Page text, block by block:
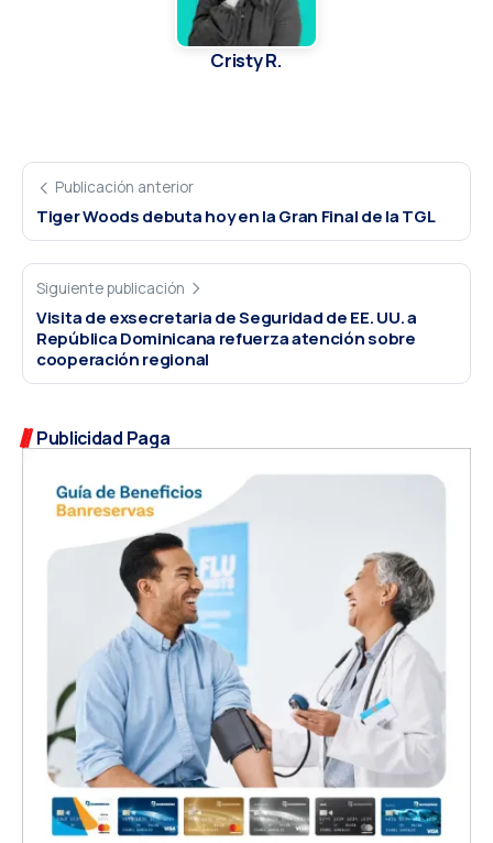
Cristy R.
Publicación anterior
Tiger Woods debuta hoy en la Gran Final de la TGL
Siguiente publicación
Visita de exsecretaria de Seguridad de EE. UU. a
República Dominicana refuerza atención sobre
cooperación regional
Publicidad Paga